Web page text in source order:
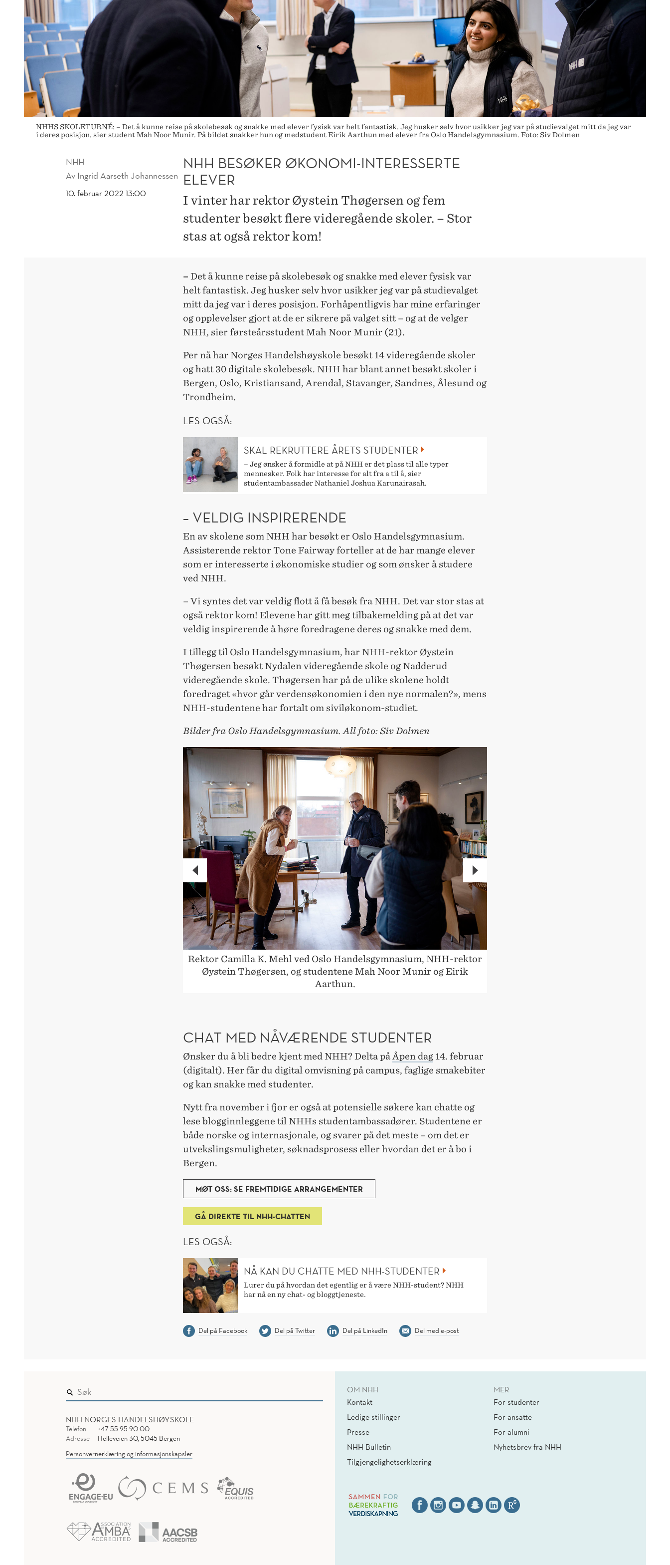
NHHS SKOLETURNÉ: – Det å kunne reise på skolebesøk og snakke med elever fysisk var helt fantastisk. Jeg husker selv hvor usikker jeg var på studievalget mitt da jeg var
i deres posisjon, sier student Mah Noor Munir. På bildet snakker hun og medstudent Eirik Aarthun med elever fra Oslo Handelsgymnasium. Foto: Siv Dolmen
NHH
Av Ingrid Aarseth Johannessen
10. februar 2022 13:00
NHH BESØKER ØKONOMI-INTERESSERTE
ELEVER
I vinter har rektor Øystein Thøgersen og fem
studenter besøkt flere videregående skoler. – Stor
stas at også rektor kom!
– Det å kunne reise på skolebesøk og snakke med elever fysisk var
helt fantastisk. Jeg husker selv hvor usikker jeg var på studievalget
mitt da jeg var i deres posisjon. Forhåpentligvis har mine erfaringer
og opplevelser gjort at de er sikrere på valget sitt – og at de velger
NHH, sier førsteårsstudent Mah Noor Munir (21).
Per nå har Norges Handelshøyskole besøkt 14 videregående skoler
og hatt 30 digitale skolebesøk. NHH har blant annet besøkt skoler i
Bergen, Oslo, Kristiansand, Arendal, Stavanger, Sandnes, Ålesund og
Trondheim.
LES OGSÅ:
SKAL REKRUTTERE ÅRETS STUDENTER
– Jeg ønsker å formidle at på NHH er det plass til alle typer
mennesker. Folk har interesse for alt fra a til å, sier
studentambassadør Nathaniel Joshua Karunairasah.
– VELDIG INSPIRERENDE
En av skolene som NHH har besøkt er Oslo Handelsgymnasium.
Assisterende rektor Tone Fairway forteller at de har mange elever
som er interesserte i økonomiske studier og som ønsker å studere
ved NHH.
– Vi syntes det var veldig flott å få besøk fra NHH. Det var stor stas at
også rektor kom! Elevene har gitt meg tilbakemelding på at det var
veldig inspirerende å høre foredragene deres og snakke med dem.
I tillegg til Oslo Handelsgymnasium, har NHH-rektor Øystein
Thøgersen besøkt Nydalen videregående skole og Nadderud
videregående skole. Thøgersen har på de ulike skolene holdt
foredraget «hvor går verdensøkonomien i den nye normalen?», mens
NHH-studentene har fortalt om siviløkonom-studiet.
Bilder fra Oslo Handelsgymnasium. All foto: Siv Dolmen
PREVIOUS
Rektor Camilla K. Mehl ved Oslo Handelsgymnasium, NHH-rektor
Øystein Thøgersen, og studentene Mah Noor Munir og Eirik
Aarthun.
NEXT
CHAT MED NÅVÆRENDE STUDENTER
Ønsker du å bli bedre kjent med NHH? Delta på Åpen dag 14. februar
(digitalt). Her får du digital omvisning på campus, faglige smakebiter
og kan snakke med studenter.
Nytt fra november i fjor er også at potensielle søkere kan chatte og
lese blogginnleggene til NHHs studentambassadører. Studentene er
både norske og internasjonale, og svarer på det meste – om det er
utvekslingsmuligheter, søknadsprosess eller hvordan det er å bo i
Bergen.
MØT OSS: SE FREMTIDIGE ARRANGEMENTER
GÅ DIREKTE TIL NHH-CHATTEN
LES OGSÅ:
NÅ KAN DU CHATTE MED NHH-STUDENTER
Lurer du på hvordan det egentlig er å være NHH-student? NHH
har nå en ny chat- og bloggtjeneste.
Del på Facebook Del på Twitter Del på LinkedIn Del med e-post
NHH NORGES HANDELSHØYSKOLE
Telefon
+47 55 95 90 00
Adresse
Helleveien 30, 5045 Bergen
Personvernerklæring og informasjonskapsler
OM NHH
Kontakt
Ledige stillinger
Presse
NHH Bulletin
Tilgjengelighetserklæring
MER
For studenter
For ansatte
For alumni
Nyhetsbrev fra NHH